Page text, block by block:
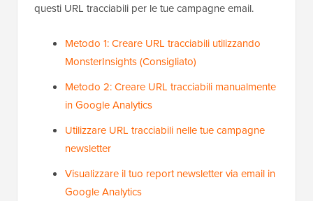
questi URL tracciabili per le tue campagne email.
Metodo 1: Creare URL tracciabili utilizzando
MonsterInsights (Consigliato)
Metodo 2: Creare URL tracciabili manualmente
in Google Analytics
Utilizzare URL tracciabili nelle tue campagne
newsletter
Visualizzare il tuo report newsletter via email in
Google Analytics